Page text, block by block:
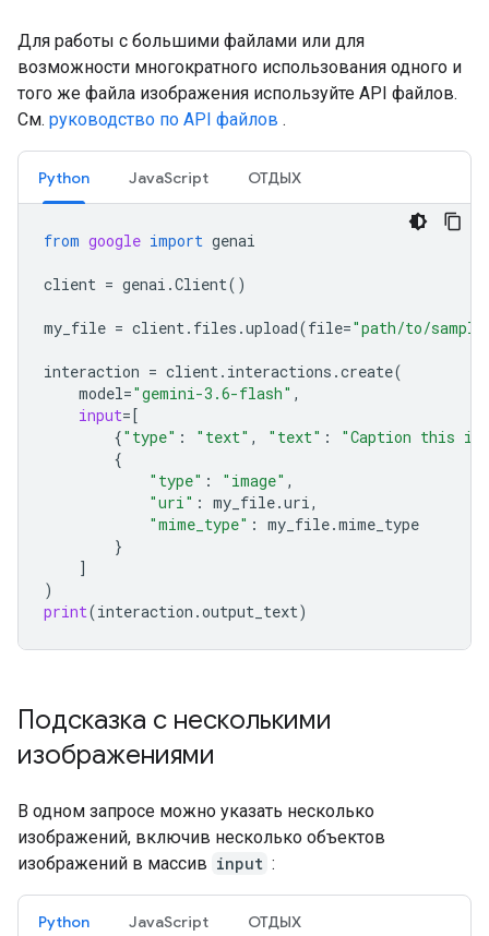
Для работы с большими файлами или для
возможности многократного использования одного и
того же файла изображения используйте API файлов.
См. руководство по API файлов .
Python JavaScript ОТДЫХ
from google import genai
client = genai .Client()
my_file = client. files .upload(file="path/to/
interaction = client. interactions .create(
model="gemini-3.6-flash" ,
input=[
{"type" : "text" , "text" :
"Caption this
{
"type" : "image" ,
"uri" : my_file.uri,
"mime_type" : my_file.mime_type
}
]
)
print(interaction .output_text)
Подсказка с несколькими
изображениями
В одном запросе можно указать несколько
изображений, включив несколько объектов
изображений в массив input :
Python JavaScript ОТДЫХ